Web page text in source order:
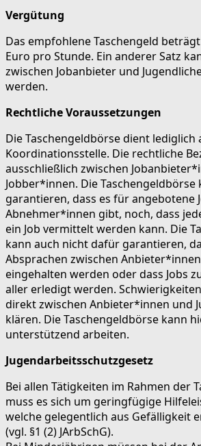
Vergütung
Das empfohlene Taschengeld
Euro pro Stunde. Ein anderer Satz
zwischen Jobanbieter und
werden.
Rechtliche Voraussetzungen
Die Taschengeldbörse dient lediglich
Koordinationsstelle. Die rechtliche
ausschließlich zwischen
Jobber*innen. Die Taschengeldbörse
garantieren, dass es für angebotene
Abnehmer*innen gibt, noch, dass
ein Job vermittelt werden kann. Die
kann auch nicht dafür garantieren,
Absprachen zwischen
eingehalten werden oder dass Jobs
aller erledigt werden.
direkt zwischen Anbieter*innen und
klären. Die Taschengeldbörse kann
unterstützend arbeiten.
Jugendarbeitsschutzgesetz
Bei allen Tätigkeiten im Rahmen der
muss es sich um geringfügige
welche gelegentlich aus Gefälligkeit
(vgl. §1 (2) JArbSchG).